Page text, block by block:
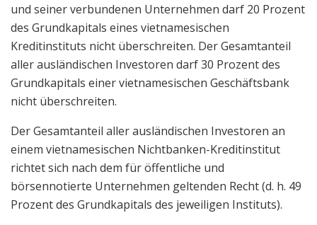
und seiner verbundenen Unternehmen darf 20 Prozent
des Grundkapitals eines vietnamesischen
Kreditinstituts nicht überschreiten. Der Gesamtanteil
aller ausländischen Investoren darf 30 Prozent des
Grundkapitals einer vietnamesischen Geschäftsbank
nicht überschreiten.
Der Gesamtanteil aller ausländischen Investoren an
einem vietnamesischen Nichtbanken-Kreditinstitut
richtet sich nach dem für öffentliche und
börsennotierte Unternehmen geltenden Recht (d. h. 49
Prozent des Grundkapitals des jeweiligen Instituts).